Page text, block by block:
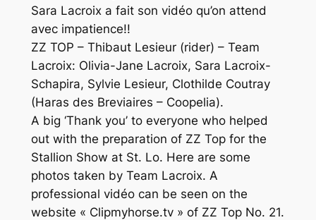
Sara Lacroix a fait son vidéo qu’on attend
avec impatience!!
ZZ TOP – Thibaut Lesieur (rider) – Team
Lacroix: Olivia-Jane Lacroix, Sara Lacroix-
Schapira, Sylvie Lesieur, Clothilde Coutray
(Haras des Breviaires – Coopelia).
A big ‘Thank you’ to everyone who helped
out with the preparation of ZZ Top for the
Stallion Show at St. Lo. Here are some
photos taken by Team Lacroix. A
professional vidéo can be seen on the
website « Clipmyhorse.tv » of ZZ Top No. 21.